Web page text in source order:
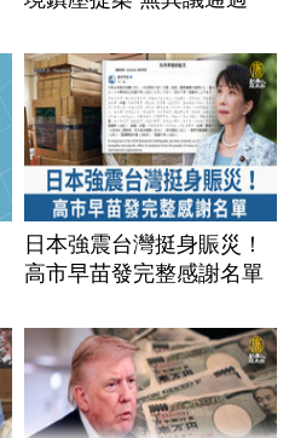
日本強震台灣挺身賑災！
高市早苗發完整感謝名單